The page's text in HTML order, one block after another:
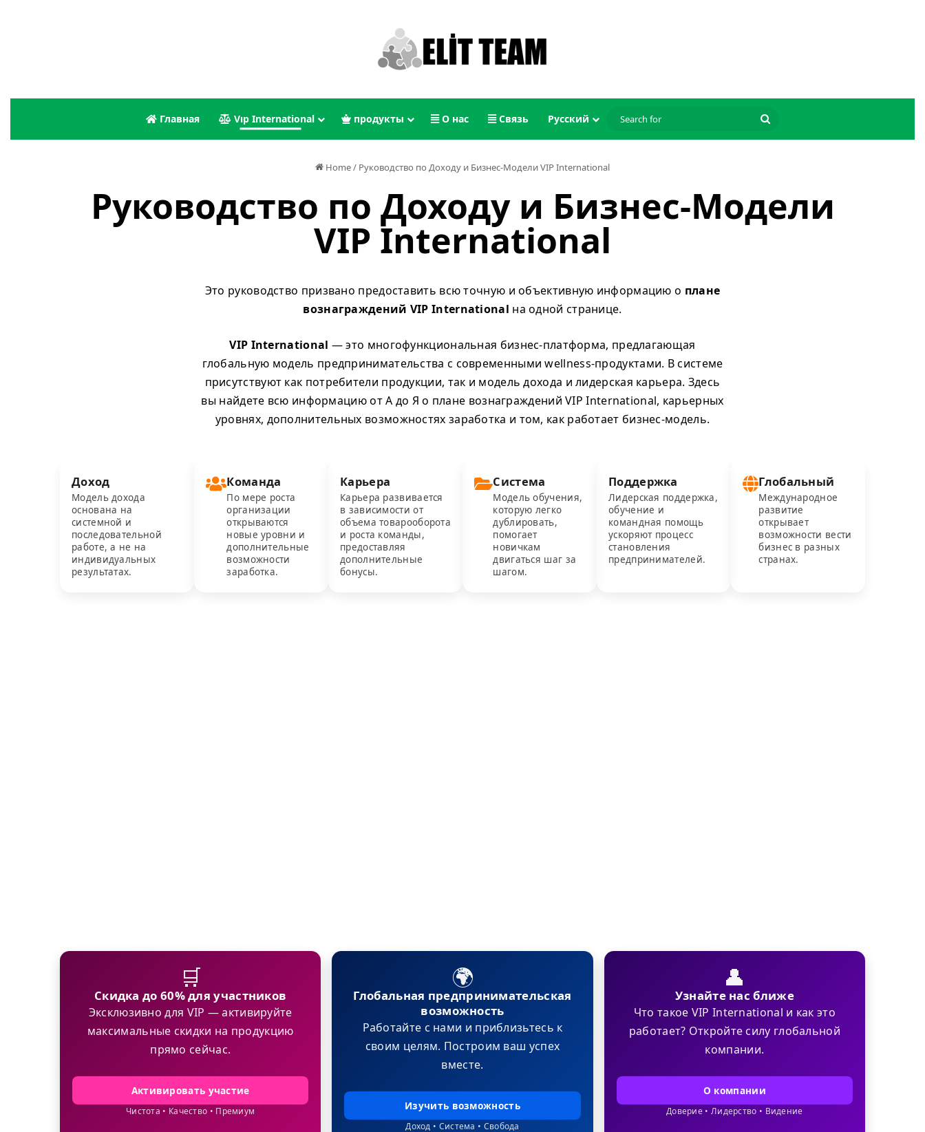
Главная Vıp International продукты О нас Связь Русский
Search
for
Home/ Руководство по Доходу и Бизнес-Модели VIP International
Руководство по Доходу и Бизнес-Модели
VIP International
Это руководство призвано предоставить всю точную и объективную информацию о плане
вознаграждений VIP International на одной странице.
VIP International — это многофункциональная бизнес-платформа, предлагающая
глобальную модель предпринимательства с современными wellness-продуктами. В системе
присутствуют как потребители продукции, так и модель дохода и лидерская карьера. Здесь
вы найдете всю информацию от А до Я о плане вознаграждений VIP International, карьерных
уровнях, дополнительных возможностях заработка и том, как работает бизнес-модель.
Доход
Модель дохода
основана на
системной и
последовательной
работе, а не на
индивидуальных
результатах.
Команда
По мере роста
организации
открываются
новые уровни и
дополнительные
возможности
заработка.
Карьера
Карьера развивается
в зависимости от
объема товарооборота
и роста команды,
предоставляя
дополнительные
бонусы.
Система
Модель обучения,
которую легко
дублировать,
помогает
новичкам
двигаться шаг за
шагом.
Поддержка
Лидерская поддержка,
обучение и
командная помощь
ускоряют процесс
становления
предпринимателей.
Глобальный
Международное
развитие
открывает
возможности вести
бизнес в разных
странах.
🛒
Скидка до 60% для участников
Эксклюзивно для VIP — активируйте
максимальные скидки на продукцию
прямо сейчас.
Активировать участие
Чистота • Качество • Премиум
🌍
Глобальная предпринимательская
возможность
Работайте с нами и приблизьтесь к
своим целям. Построим ваш успех
вместе.
Изучить возможность
Доход • Система • Свобода
👤
Узнайте нас ближе
Что такое VIP International и как это
работает? Откройте силу глобальной
компании.
О компании
Доверие • Лидерство • Видение